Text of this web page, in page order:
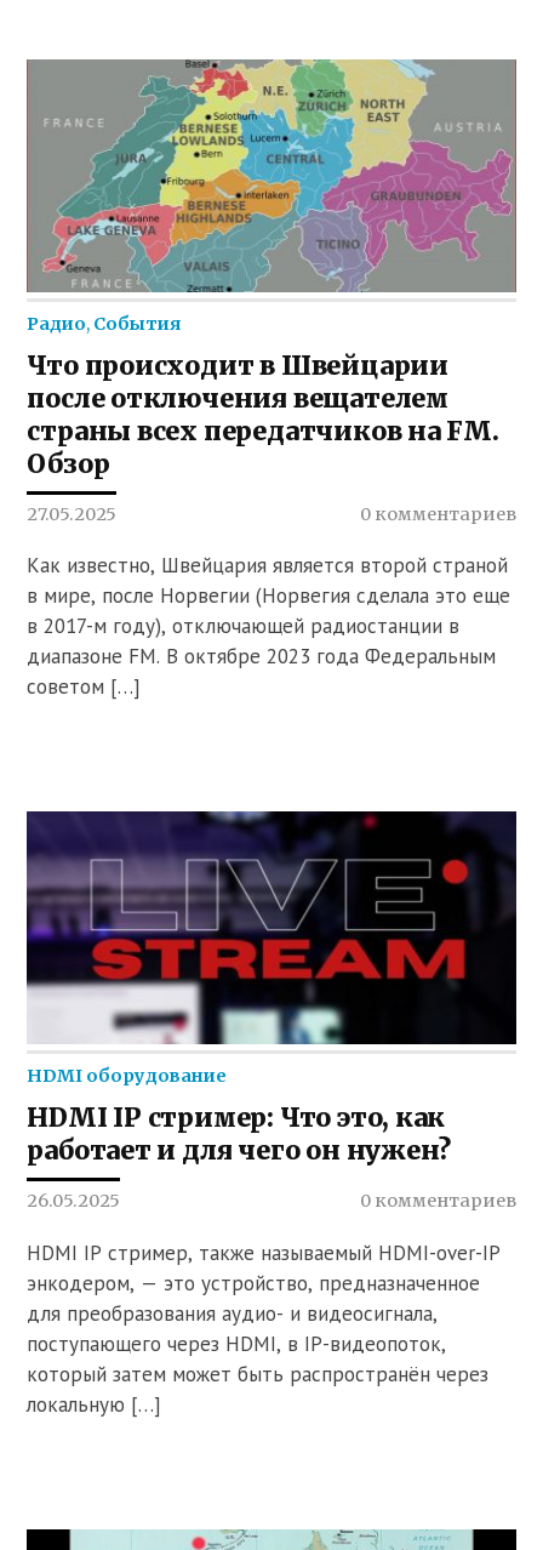
Радио, События
Что происходит в Швейцарии
после отключения вещателем
страны всех передатчиков на FM.
Обзор
27.05.2025 0 комментариев
Как известно, Швейцария является второй страной
в мире, после Норвегии (Норвегия сделала это еще
в 2017-м году), отключающей радиостанции в
диапазоне FM. В октябре 2023 года Федеральным
советом […]
HDMI оборудование
HDMI IP стример: Что это, как
работает и для чего он нужен?
26.05.2025 0 комментариев
HDMI IP стример, также называемый HDMI-over-IP
энкодером, — это устройство, предназначенное
для преобразования аудио- и видеосигнала,
поступающего через HDMI, в IP-видеопоток,
который затем может быть распространён через
локальную […]